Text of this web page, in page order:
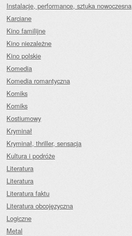
Instalacje, performance, sztuka nowoczesna
Karciane
Kino familijne
Kino niezależne
Kino polskie
Komedia
Komedia romantyczna
Komiks
Komiks
Kostiumowy
Kryminał
Kryminał, thriller, sensacja
Kultura i podróże
Literatura
Literatura
Literatura faktu
Literatura obcojęzyczna
Logiczne
Metal